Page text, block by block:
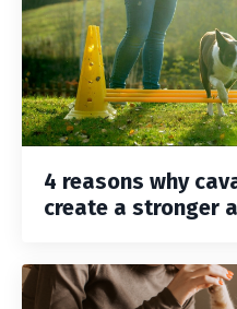
4 reasons why
create a stronger